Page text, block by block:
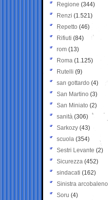
Regione (344)
Renzi (1.521)
Repetto (46)
Rifiuti (84)
rom (13)
Roma (1.125)
Rutelli (9)
san gottardo (4)
San Martino (3)
San Miniato (2)
sanità (306)
Sarkozy (43)
scuola (354)
Sestri Levante (2)
Sicurezza (452)
sindacati (162)
Sinistra arcobaleno
Soru (4)